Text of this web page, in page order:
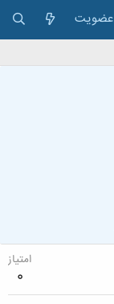
عضویت
امتیاز
0